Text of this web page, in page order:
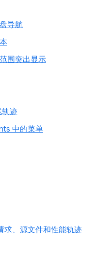
导航
围突出显示
轨迹
中的菜单
求、源文件和性能轨迹